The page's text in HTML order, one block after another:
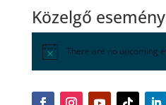
Közelgő
There are no upcoming